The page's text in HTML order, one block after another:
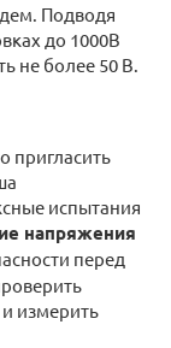
Подводя
до 1000В
не более 50 В.
пригласить
испытания
напряжения
перед
измерить